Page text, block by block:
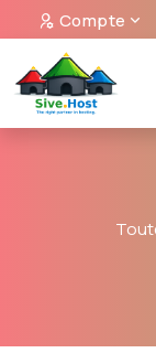
Compte